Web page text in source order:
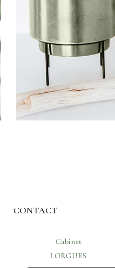
House Plants
CONTACT
Cabinet
LORGUES